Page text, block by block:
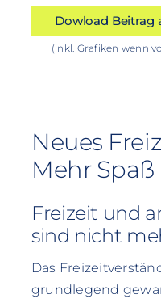
Dowload Beitrag
(inkl. Grafiken wenn
Neues
Mehr
Freizeit und
sind nicht
Das
grundlegend